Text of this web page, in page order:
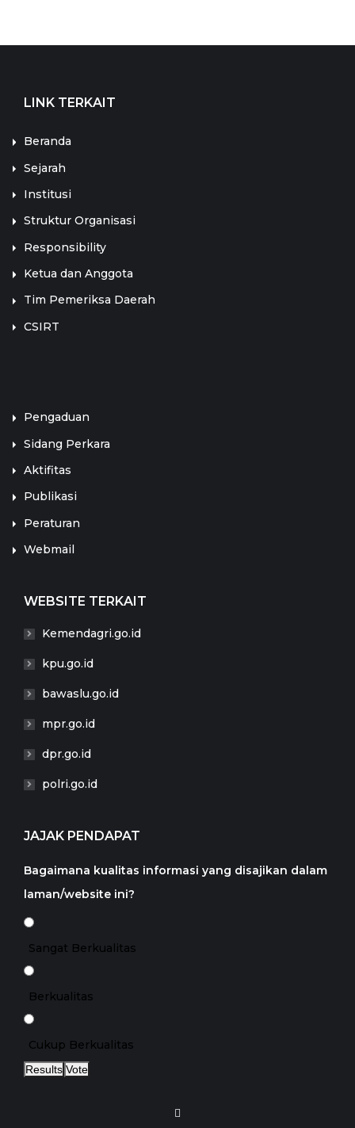
LINK TERKAIT
Beranda
Sejarah
Institusi
Struktur Organisasi
Responsibility
Ketua dan Anggota
Tim Pemeriksa Daerah
CSIRT
Pengaduan
Sidang Perkara
Aktifitas
Publikasi
Peraturan
Webmail
WEBSITE TERKAIT
Kemendagri.go.id
kpu.go.id
bawaslu.go.id
mpr.go.id
dpr.go.id
polri.go.id
JAJAK PENDAPAT
Bagaimana kualitas informasi yang disajikan dalam
laman/website ini?
Sangat Berkualitas
Berkualitas
Cukup Berkualitas
Results Vote